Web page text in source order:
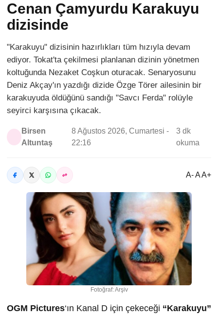
Cenan Çamyurdu Karakuyu
dizisinde
"Karakuyu" dizisinin hazırlıkları tüm hızıyla devam
ediyor. Tokat'ta çekilmesi planlanan dizinin yönetmen
koltuğunda Nezaket Coşkun oturacak. Senaryosunu
Deniz Akçay'ın yazdığı dizide Özge Törer ailesinin bir
karakuyuda öldüğünü sandığı "Savcı Ferda" rolüyle
seyirci karşısına çıkacak.
Birsen
Altuntaş
8 Ağustos 2026, Cumartesi -
22:16
3 dk
okuma
A- A A+
Fotoğraf: Arşiv
OGM Pictures‘ın Kanal D için çekeceği “Karakuyu”